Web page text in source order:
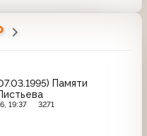
Памяти
19:37 3271